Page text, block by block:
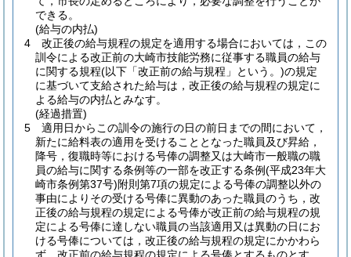
できる。
(給与の内払)
4
改正後の給与規程の規定を適用する場合においては，この
訓令による改正前の大崎市技能労務に従事する職員の給与
に関する規程(以下「改正前の給与規程」という。)の規定
に基づいて支給された給与は，改正後の給与規程の規定に
よる給与の内払とみなす。
(経過措置)
5
適用日からこの訓令の施行の日の前日までの間において，
新たに給料表の適用を受けることとなった職員及び昇給，
降号，復職時等における号俸の調整又は大崎市一般職の職
員の給与に関する条例等の一部を改正する条例(平成23年大
崎市条例第37号)附則第7項の規定による号俸の調整以外の
事由によりその受ける号俸に異動のあった職員のうち，改
正後の給与規程の規定による号俸が改正前の給与規程の規
定による号俸に達しない職員の当該適用又は異動の日にお
ける号俸については，改正後の給与規程の規定にかかわら